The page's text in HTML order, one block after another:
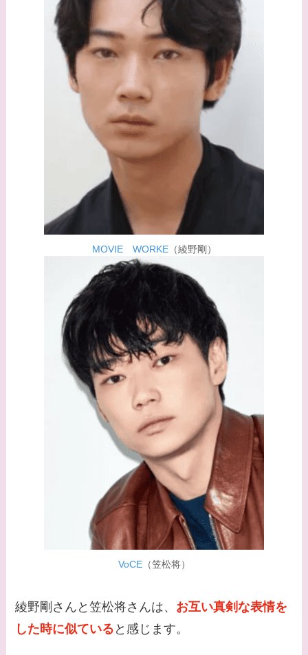
【画像】平子理沙と似
てる有名人３選！ヒア
ルロン酸で顔が変わっ
た？村井克行との関係
【画像】早乙女友貴と
島袋寛子の離婚理由は
なに？2人は現在何し
てる？
【画像】松田賢二と辺
見えみりの離婚理由は
なに？子供は現在何し
てる？
【画像】野呂佳代と似
てる有名人３選！AKB
時代痩せていた？旦那
との馴れ初めは？
【画像】柴咲コウと似
てる女優３選！結婚し
て旦那がいる？北海道
のどこに住んでる？
【画像】中谷美紀と似
てる女優３選！旦那や
子供はいる？砂糖断ち
のきっかけ・効果は？
MOVIE WORKE（綾野剛）
VoCE（笠松将）
綾野剛さんと笠松将さんは、 お互い真剣な表情を
した時に似ている と感じます。